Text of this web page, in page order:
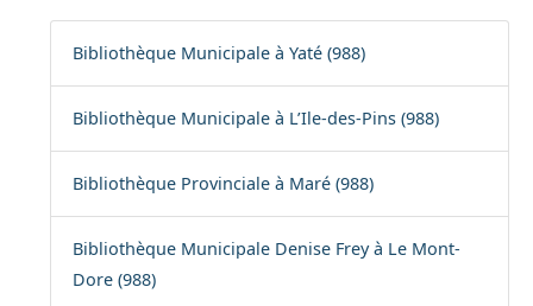
Bibliothèque Municipale à Yaté (988)
Bibliothèque Municipale à L’Ile-des-Pins (988)
Bibliothèque Provinciale à Maré (988)
Bibliothèque Municipale Denise Frey à Le Mont-
Dore (988)